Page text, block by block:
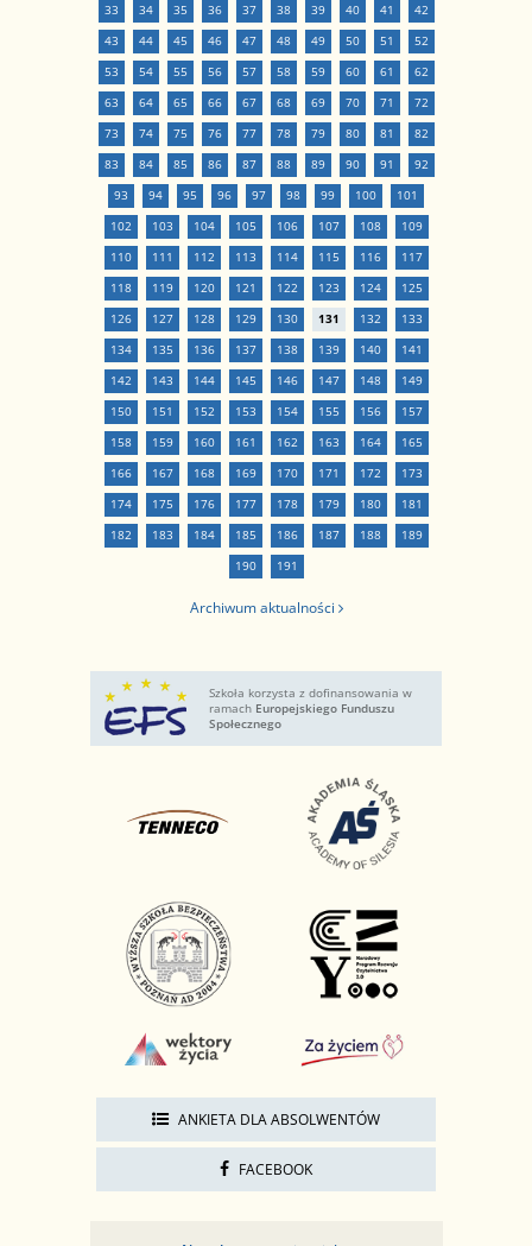
33
34 35 36 37 38 39 40 41
42
43
44 45 46 47 48 49 50 51
52
53
54 55 56 57 58 59 60 61
62
63
64 65 66 67 68 69 70 71
72
73
74 75 76 77 78 79 80 81
82
83
84 85 86 87 88 89 90 91
92
93
94 95 96 97 98 99 100
101
102
103 104 105 106 107 108
109
110
111 112 113 114 115 116
117
118
119 120 121 122 123 124
125
126
127 128 129 130 131 132
133
134
135 136 137 138 139 140
141
142
143 144 145 146 147 148
149
150
151 152 153 154 155 156
157
158
159 160 161 162 163 164
165
166
167 168 169 170 171 172
173
174
175 176 177 178 179 180
181
182
183 184 185 186 187 188
189
190
191
Archiwum aktualności
Szkoła korzysta z dofinansowania w
ramach Europejskiego Funduszu
Społecznego
ANKIETA DLA ABSOLWENTÓW
FACEBOOK